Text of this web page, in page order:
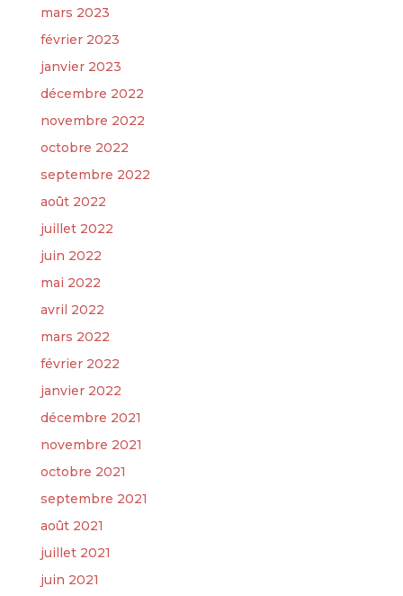
mars 2023
février 2023
janvier 2023
décembre 2022
novembre 2022
octobre 2022
septembre 2022
août 2022
juillet 2022
juin 2022
mai 2022
avril 2022
mars 2022
février 2022
janvier 2022
décembre 2021
novembre 2021
octobre 2021
septembre 2021
août 2021
juillet 2021
juin 2021